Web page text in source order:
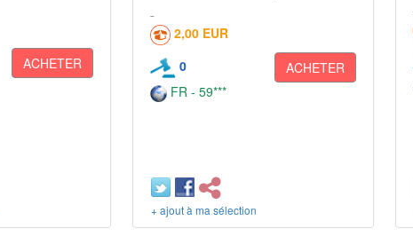
ACHETER
2,00 EUR
0
ACHETER
FR - 59***
+ ajout à ma sélection